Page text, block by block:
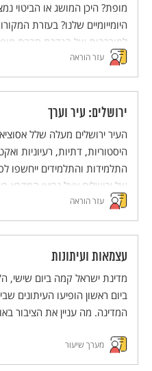
מופת? היכן המושג או הביטוי
היומייומיים שלנו? בעזרת
למורכבות של הגדרת חברת
ונעלה אפשרויות ערכיות
מופת.
עזר הוראה
ירושלים: עיר וערך
העיר ירושלים מעלה שלל
היסטוריות, דתיות, רעיוניות
התלמידות והתלמידים ייחשפו
של ירושלים אצל נביאי המקרא
משפט, אמת ושלום. לימוד
נועד להעמיק את ההבנה של
של ירושלים מעבר להיותה עיר
הבירה של מדינת ישראל בהווה.
לקדם הטמעה של ערכי הצדק,
והשלום בעולם הערכים של
והתלמידים.
עזר הוראה
עצמאות ועיתונות
מדינת ישראל קמה ביום שישי,
ביום ראשון הופיעו העיתונים
המדינה. מה עניין את הציבור
מערך שיעור